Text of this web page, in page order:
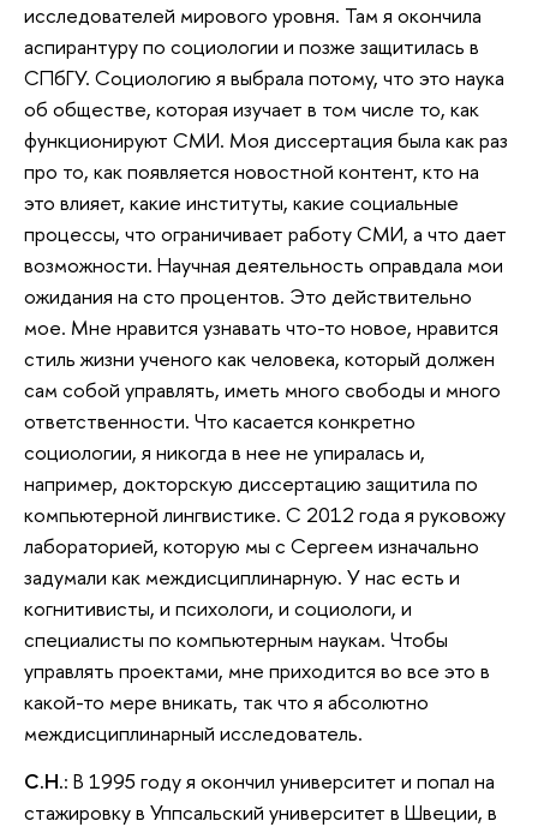
исследователей мирового уровня. Там я окончила
аспирантуру по социологии и позже защитилась в
СПбГУ. Социологию я выбрала потому, что это наука
об обществе, которая изучает в том числе то, как
функционируют СМИ. Моя диссертация была как раз
про то, как появляется новостной контент, кто на
это влияет, какие институты, какие социальные
процессы, что ограничивает работу СМИ, а что дает
возможности. Научная деятельность оправдала мои
ожидания на сто процентов. Это действительно
мое. Мне нравится узнавать что-то новое, нравится
стиль жизни ученого как человека, который должен
сам собой управлять, иметь много свободы и много
ответственности. Что касается конкретно
социологии, я никогда в нее не упиралась и,
например, докторскую диссертацию защитила по
компьютерной лингвистике. С 2012 года я руковожу
лабораторией, которую мы с Сергеем изначально
задумали как междисциплинарную. У нас есть и
когнитивисты, и психологи, и социологи, и
специалисты по компьютерным наукам. Чтобы
управлять проектами, мне приходится во все это в
какой-то мере вникать, так что я абсолютно
междисциплинарный исследователь.
С.Н.: В 1995 году я окончил университет и попал на
стажировку в Уппсальский университет в Швеции, в